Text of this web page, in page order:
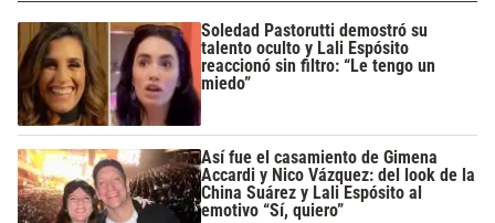
Soledad Pastorutti demostró su
talento oculto y Lali Espósito
reaccionó sin filtro: “Le tengo un
miedo”
Así fue el casamiento de Gimena
Accardi y Nico Vázquez: del look de la
China Suárez y Lali Espósito al
emotivo “Sí, quiero”